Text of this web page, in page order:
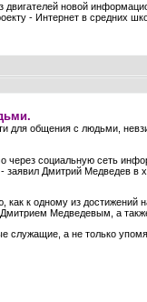
новой
- Интернет в средних
общения с людьми,
через социальную сеть
Дмитрий Медведев
к одному из достижений
Медведевым, а
служащие, а не только